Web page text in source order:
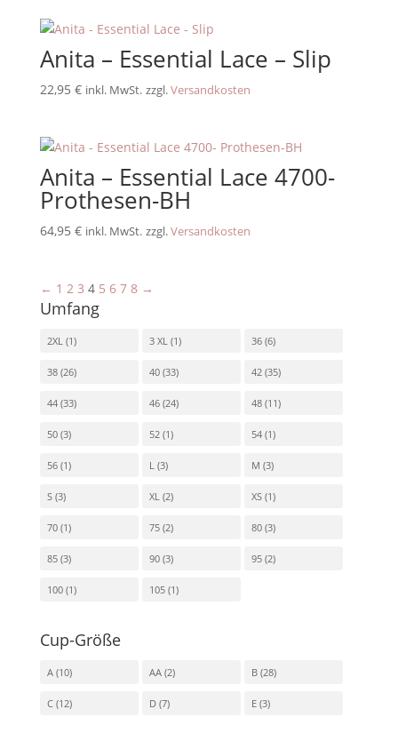
Anita – Essential Lace – Slip
22,95 € inkl. MwSt. zzgl.Versandkosten
Anita – Essential Lace 4700-
Prothesen-BH
64,95 € inkl. MwSt. zzgl.Versandkosten
← 1 2 3 4 5 6 7 8 →
Umfang
2XL (1) 3 XL (1) 36 (6)
38 (26) 40 (33) 42 (35)
44 (33) 46 (24) 48 (11)
50 (3) 52 (1) 54 (1)
56 (1) L (3) M (3)
S (3) XL (2) XS (1)
70 (1) 75 (2) 80 (3)
85 (3) 90 (3) 95 (2)
100 (1) 105 (1)
Cup-Größe
A (10) AA (2) B (28)
C (12) D (7) E (3)